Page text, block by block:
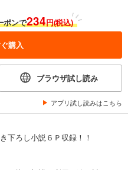
ポンで234円(税込)
購入
ブラウザ試し読み
アプリ試し読みはこちら
下ろし小説６Ｐ収録！！